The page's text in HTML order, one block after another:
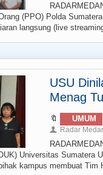
(PPO) Polda
langsung (live
USU
Menag
🔖 UMUM
👤 Radar
Universitas Sumatera
kampus membuat